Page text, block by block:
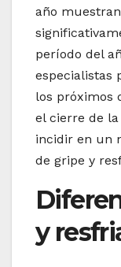
año
período del
especialistas
los próximos
el cierre de
incidir en un
de gripe y
y